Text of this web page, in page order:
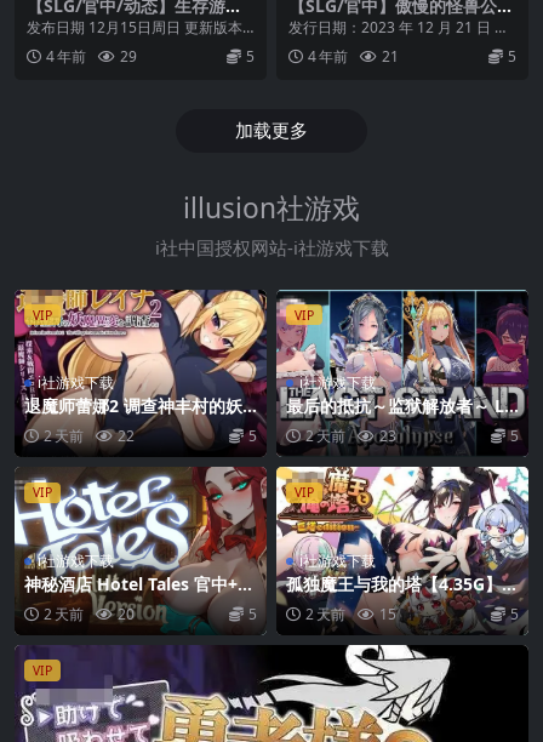
【SLG/官中/动态】生存游戏/
サバイバルゲーム / Mad Isla
nd Ver0.2.4 官方中文步兵版+
DLC【更新/1.7G】【微云网
发布日期 12月15日周日 更新版本 v
0.2.4 [测试版] 新增内容 ■ 新...
4 年前 29 5
【SLG/官中】傲慢的怪兽公主
与名侦探使魔/傲慢的怪獸公主
與名偵探使魔 Ver1.08 官方中
文版【2.9G】【微云网盘/直
发行日期：2023 年 12 月 21 日 故
事简介： 前略，这是一个关于被外
星...4 年前 21 5
加载更多
illusion社游戏
i社中国授权网站-i社游戏下载
VIP
VIP
i社游戏下载
退魔师蕾娜2 调查神丰村的妖
魔异变 退魔師レイナ2 神豊村
の妖魔異変を調査せよ [PC-RP
G游戏] 【百度云/FM】 AI汉化
pc [467M]
2 天前 22 5
VIP
i社游戏下载
最后的抵抗～监狱解放者～ LA
ST STAND Apocalypse【官中
+无码+动态/PC-3D游戏/1.72
G/百度云/FM】
2 天前 23 5
VIP
i社游戏下载
神秘酒店 Hotel Tales 官中+无
码+动态 pc【6.57G】 [SLG]
(百度云/FM) [PC-SLG游戏]
2 天前 20 5
VIP
i社游戏下载
孤独魔王与我的塔【4.35G】/S
LG游戏/ぼっちな魔王と俺の塔
(PC-SLG) [AI汉化]
2 天前 15 5